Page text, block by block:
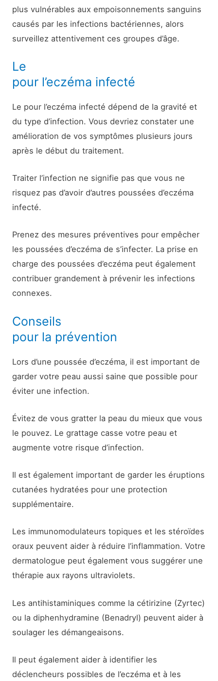
plus vulnérables aux empoisonnements sanguins
causés par les infections bactériennes, alors
surveillez attentivement ces groupes d’âge.
Le
pour l’eczéma infecté
Le pour l’eczéma infecté dépend de la gravité et
du type d’infection. Vous devriez constater une
amélioration de vos symptômes plusieurs jours
après le début du traitement.
Traiter l’infection ne signifie pas que vous ne
risquez pas d’avoir d’autres poussées d’eczéma
infecté.
Prenez des mesures préventives pour empêcher
les poussées d’eczéma de s’infecter. La prise en
charge des poussées d’eczéma peut également
contribuer grandement à prévenir les infections
connexes.
Conseils
pour la prévention
Lors d’une poussée d’eczéma, il est important de
garder votre peau aussi saine que possible pour
éviter une infection.
Évitez de vous gratter la peau du mieux que vous
le pouvez. Le grattage casse votre peau et
augmente votre risque d’infection.
Il est également important de garder les éruptions
cutanées hydratées pour une protection
supplémentaire.
Les immunomodulateurs topiques et les stéroïdes
oraux peuvent aider à réduire l’inflammation. Votre
dermatologue peut également vous suggérer une
thérapie aux rayons ultraviolets.
Les antihistaminiques comme la cétirizine (Zyrtec)
ou la diphenhydramine (Benadryl) peuvent aider à
soulager les démangeaisons.
Il peut également aider à identifier les
déclencheurs possibles de l’eczéma et à les